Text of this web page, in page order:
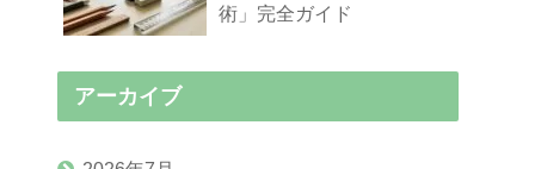
術」完全ガイド
アーカイブ